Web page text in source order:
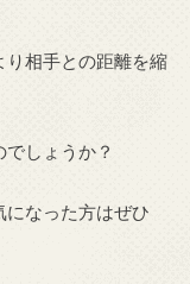
り相手との距離を縮
しょうか？
になった方はぜひ